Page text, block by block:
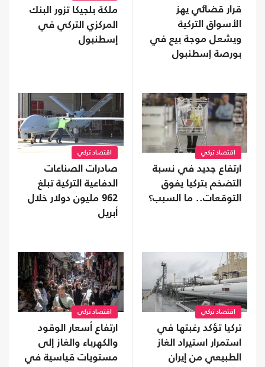
قرار قضائي يهز
الأسواق التركية
ويشعل موجة بيع في
بورصة إسطنبول
ملكة بلجيكا تزور البنك
المركزي التركي في
إسطنبول
اقتصاد تركي
ارتفاع جديد في نسبة
التضخم بتركيا يفوق
التوقعات.. ما السبب؟
اقتصاد تركي
صادرات الصناعات
الدفاعية التركية تبلغ
962 مليون دولار خلال
أبريل
اقتصاد تركي
تركيا تؤكد رغبتها في
استمرار استيراد الغاز
الطبيعي من إيران
اقتصاد تركي
ارتفاع أسعار الوقود
والكهرباء والغاز إلى
مستويات قياسية في